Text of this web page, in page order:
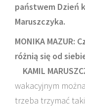
państwem Dzień
Maruszczyka.
MONIKA MAZUR:
różnią się od
KAMIL
wakacyjnym
trzeba trzymać